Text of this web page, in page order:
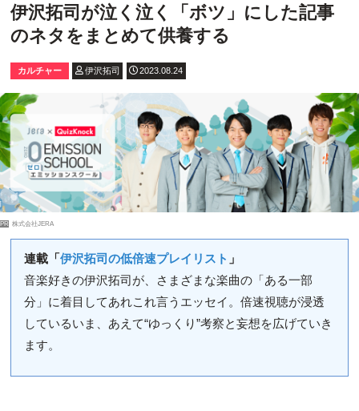
伊沢拓司が泣く泣く「ボツ」にした記事
のネタをまとめて供養する
カルチャー 伊沢拓司 2023.08.24
PR 株式会社JERA
連載「伊沢拓司の低倍速プレイリスト 」
音楽好きの伊沢拓司が、さまざまな楽曲の「ある一部
分」に着目してあれこれ言うエッセイ。倍速視聴が浸透
しているいま、あえて“ゆっくり”考察と妄想を広げていき
ます。